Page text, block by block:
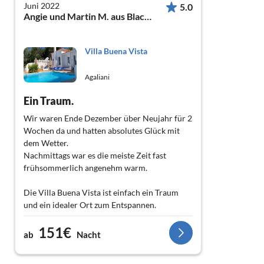
Juni 2022
Angie und Martin M. aus Blackwater, UK
5.0
Villa Buena Vista
Agaliani
Ein Traum.
Wir waren Ende Dezember über Neujahr für 2
Wochen da und hatten absolutes Glück mit
dem Wetter.
Nachmittags war es die meiste Zeit fast
frühsommerlich angenehm warm.
Die Villa Buena Vista ist einfach ein Traum
und ein idealer Ort zum Entspannen.
Sehr sauber, sehr ruhig, voll klimatisiert und
mit allem ausgestattet was man für einen
Nur…. so verlockend wie der kristallklare
ab 151€ Nacht